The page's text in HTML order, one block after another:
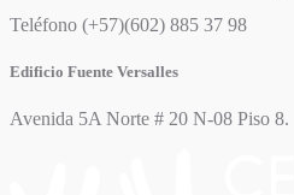
Teléfono (+57)(602) 885 37 98
Edificio Fuente Versalles
Avenida 5A Norte # 20 N-08 Piso 8.